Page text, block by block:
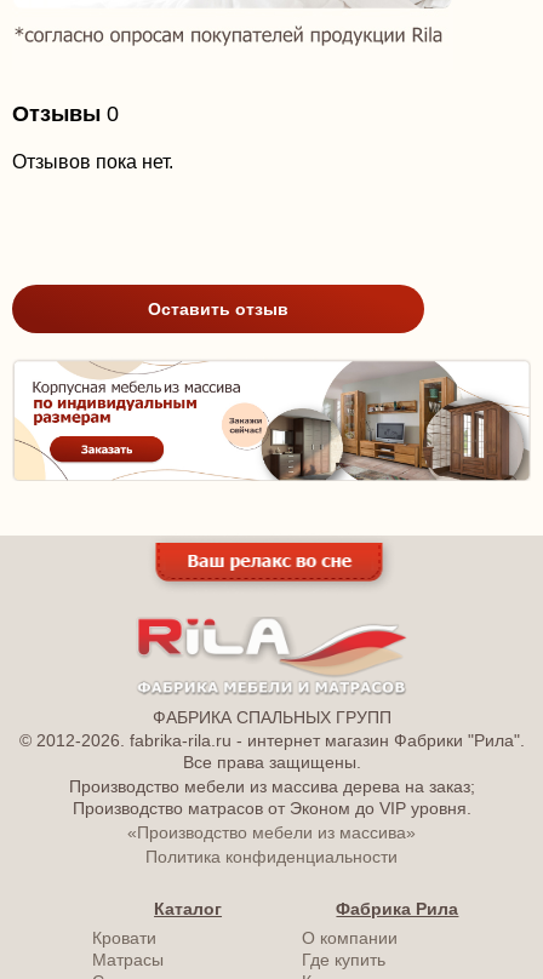
Отзывы 0
Отзывов пока нет.
Оставить отзыв
ФАБРИКА СПАЛЬНЫХ ГРУПП
© 2012-2026. fabrika-rila.ru - интернет магазин Фабрики "Рила".
Все права защищены.
Производство мебели из массива дерева на заказ;
Производство матрасов от Эконом до VIP уровня.
«Производство мебели из массива»
Политика конфиденциальности
Каталог
Кровати
Матрасы
Фабрика Рила
О компании
Где купить